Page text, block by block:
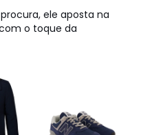
ele aposta na
o toque da